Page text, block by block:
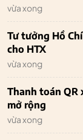
vừa xong
Tư tưởng Hồ
cho HTX
vừa xong
Thanh toán QR
mở rộng
vừa xong